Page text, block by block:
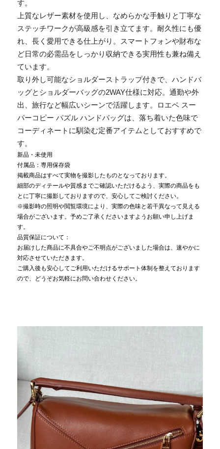
す。
上質なレザー素材を使用し、なめらかな手触りと丁寧な
ステッチワークが高級感を引き立てます。耐久性にも優
れ、長く愛用できる仕上がり。スマートフォンや財布な
ど日常の必需品をしっかり収納できる実用性も兼ね備え
ています。
取り外し可能なショルダーストラップ付きで、ハンドバ
ッグとショルダーバッグの2WAY仕様に対応。通勤や外
出、旅行など幅広いシーンで活躍します。ロエベ スー
パーコピー パズル ハンドバッグは、落ち着いた色味で
コーディネートに馴染む定番アイテムとしておすすめで
す。
新品・未使用
付属品：専用保存袋
掲載商品はすべて実物を撮影したものとなっております。
細部のディテールや質感までご確認いただけるよう、実際の商品をも
とに丁寧に撮影しておりますので、安心してご検討ください。
※撮影時の照明や閲覧環境により、実際の色味と若干異なって見える
場合がございます。予めご了承くださいますようお願い申し上げま
す。
品質保証について：
お届けした商品に不具合やご不明点がございました場合は、速やかに
対応させていただきます。
ご購入後も安心してご利用いただけるサポート体制を整えております
ので、どうぞお気軽にお問い合わせください。